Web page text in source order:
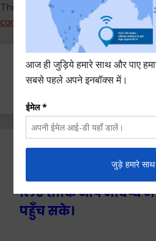
This site uses Akismet to reduce
comment data is processed.
Search
for:
Ctrl+D दबाएँ हमे
लिए ताकि आप भविष्य
पहुँच सके।